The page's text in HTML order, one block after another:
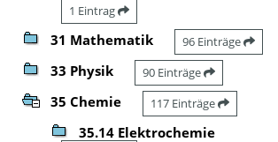
1 Eintrag
31 Mathematik 96 Einträge
33 Physik 90 Einträge
35 Chemie 117 Einträge
35.14 Elektrochemie